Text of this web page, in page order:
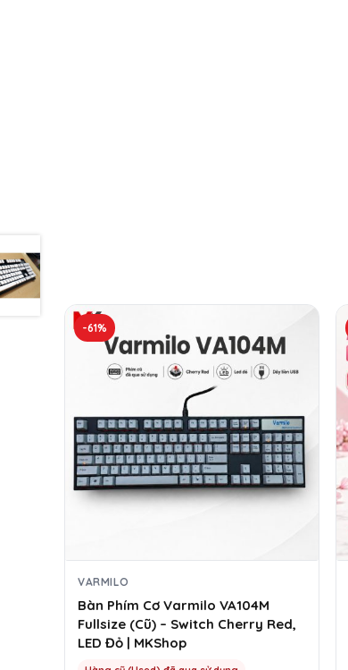
-61%
VARMILO
Bàn Phím Cơ Varmilo VA104M
Fullsize (Cũ) – Switch Cherry Red,
LED Đỏ | MKShop